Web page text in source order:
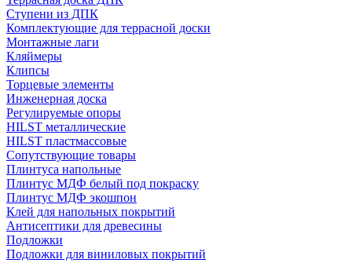
Ступени из ДПК
Комплектующие для террасной доски
Монтажные лаги
Кляймеры
Клипсы
Торцевые элементы
Инженерная доска
Регулируемые опоры
HILST металлические
HILST пластмассовые
Сопутствующие товары
Плинтуса напольные
Плинтус МДФ белый под покраску
Плинтус МДФ экошпон
Клей для напольных покрытий
Антисептики для древесины
Подложки
Подложки для виниловых покрытий